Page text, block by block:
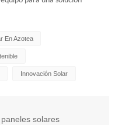
En Azotea
Innovación Solar
solares